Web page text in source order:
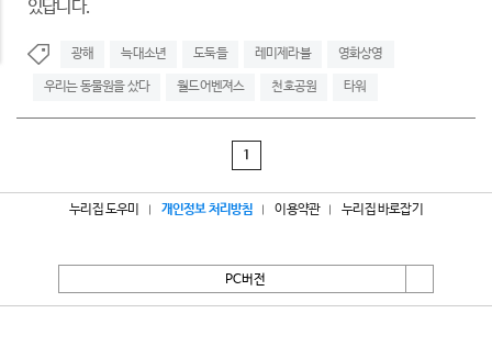
있답니다.
광해 늑대소년 도둑들 레미제라블 영화상영
우리는 동물원을 샀다 월드어벤져스 천호공원 타워
1
누리집 도우미 개인정보 처리방침 이용약관 누리집 바로잡기
PC버전